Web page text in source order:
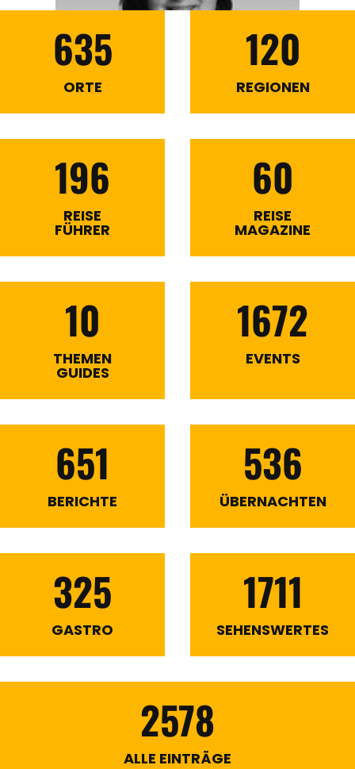
635
ORTE
120
REGIONEN
196
REISE
FÜHRER
60
REISE
MAGAZINE
10
THEMEN
GUIDES
1672
EVENTS
651
BERICHTE
536
ÜBERNACHTEN
325
GASTRO
1711
SEHENSWERTES
2578
ALLE EINTRÄGE